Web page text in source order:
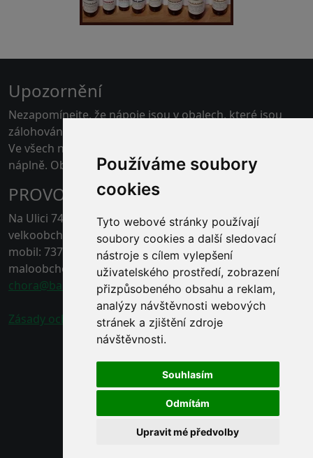
Používáme soubory
cookies
Tyto webové stránky používají
soubory cookies a další sledovací
nástroje s cílem vylepšení
uživatelského prostředí, zobrazení
přizpůsobeného obsahu a reklam,
analýzy návštěvnosti webových
stránek a zjištění zdroje
návštěvnosti.
Souhlasím
Odmítám
Upravit mé předvolby
Upozornění
Nezapomínejte, že nápoje jsou v obalech, které jsou
zálohovány.
Ve všech našich skladech je možné platit kartou pouze
náplně. Obaly jen v hotovosti.
PROVOZOVNA ČERNÁ HORA
Na Ulici 74, 67921 Černá Hora, Blansko
velkoobchod - tel.: 778 496 863
mobil: 737 211 132
maloobchod - tel.: 778 496 862
chora@baracek.cz
Zásady ochrany osobních údajů